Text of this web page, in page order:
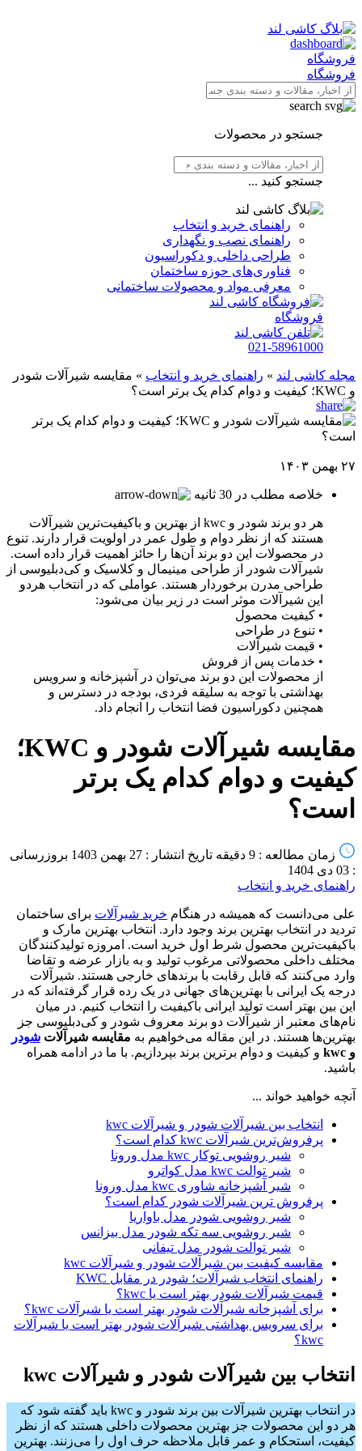
فروشگاه
فروشگاه
جستجو در محصولات
جستجو کنید ...
راهنمای خرید و انتخاب
راهنمای نصب و نگهداری
طراحی داخلی و دکوراسیون
فناوری‌های حوزه ساختمان
معرفی مواد و محصولات ساختمانی
فروشگاه
021-58961000
مجله کاشی لند » راهنمای خرید و انتخاب » مقایسه شیرآلات شودر
و KWC؛ کیفیت و دوام کدام یک برتر است؟
۲۷ بهمن ۱۴۰۳
خلاصه مطلب در 30 ثانیه
هر دو برند شودر و kwc از بهترین و باکیفیت‌ترین شیرآلات
هستند که از نظر دوام و طول عمر در اولویت قرار دارند. تنوع
در محصولات این دو برند آن‌ها را حائز اهمیت قرار داده است.
شیرآلات شودر از طراحی مینیمال و کلاسیک و کی‌دبلیوسی از
طراحی مدرن برخوردار هستند. عواملی که در انتخاب هردو
این شیرآلات موثر است در زیر بیان می‌شود:
• کیفیت محصول
• تنوع در طراحی
• قیمت شیرآلات
• خدمات پس از فروش
از محصولات این دو برند می‌توان در آشپزخانه و سرویس
بهداشتی با توجه به سلیقه فردی، بودجه در دسترس و
همچنین دکوراسیون فضا انتخاب را انجام داد.
مقایسه شیرآلات شودر و KWC؛
کیفیت و دوام کدام یک برتر
است؟
زمان مطالعه : 9 دقیقه تاریخ انتشار : 27 بهمن 1403
بروزرسانی
: 03 دی 1404
راهنمای خرید و انتخاب
علی می‌دانست که همیشه در هنگام خرید شیرآلات برای ساختمان
تردید در انتخاب بهترین برند وجود دارد. انتخاب بهترین مارک و
باکیفیت‌ترین محصول شرط اول خرید است. امروزه تولیدکنندگان
مختلف داخلی محصولاتی مرغوب تولید و به بازار عرضه و تقاضا
وارد می‌کنند که قابل رقابت با برندهای خارجی هستند. شیرآلات
درجه یک ایرانی با بهترین‌های جهانی در یک رده قرار گرفته‌اند که در
این بین بهتر است تولید ایرانی باکیفیت را انتخاب کنیم. در میان
نام‌های معتبر از شیرآلات دو برند معروف شودر و کی‌دبلیوسی جز
بهترین‌ها هستند. در این مقاله می‌خواهیم به مقایسه شیرآلات شودر
و kwc
و کیفیت و دوام برترین برند بپردازیم. با ما در ادامه همراه
باشید.
آنچه خواهید خواند ...
انتخاب بین شیرآلات شودر و شیرآلات kwc
پرفروش‌ترین شیرآلات kwc کدام است؟
شیر روشویی توکار kwc مدل ورونا
شیر توالت kwc مدل کواترو
شیر آشپزخانه شاوری kwc مدل ورونا
پرفروش ترین شیرآلات شودر کدام است؟
شیر روشویی شودر مدل باواریا
شیر روشویی سه تکه شودر مدل بیزانس
شیر توالت شودر مدل تیفانی
مقایسه کیفیت بین شیرآلات شودر و شیرآلات kwc
راهنمای انتخاب شیرآلات؛ شودر در مقابل KWC
قیمت شیرآلات شودر بهتر است یا kwc؟
برای آشپزخانه شیرآلات شودر بهتر است یا شیرآلات kwc؟
برای سرویس بهداشتی شیرآلات شودر بهتر است یا شیرآلات
kwc؟
انتخاب بین شیرآلات شودر و شیرآلات kwc
در انتخاب بهترین شیرآلات بین برند شودر و kwc باید گفته شود که
هر دو این محصولات جز بهترین محصولات داخلی هستند که از نظر
کیفیت، استحکام و عمر قابل ملاحظه حرف اول را می‌زنند. بهترین